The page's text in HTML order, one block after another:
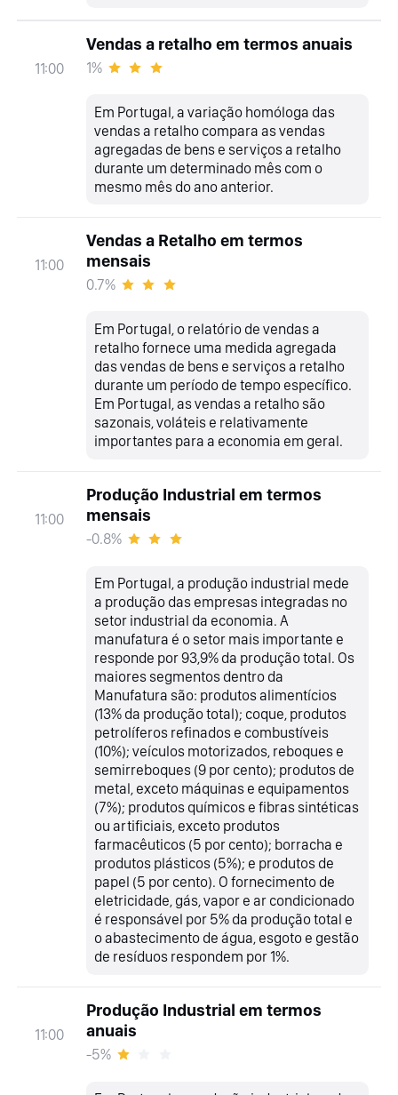
11:00
Vendas a retalho em termos anuais
1%
Em Portugal, a variação homóloga das
vendas a retalho compara as vendas
agregadas de bens e serviços a retalho
durante um determinado mês com o
mesmo mês do ano anterior.
11:00
Vendas a Retalho em termos
mensais
0.7%
Em Portugal, o relatório de vendas a
retalho fornece uma medida agregada
das vendas de bens e serviços a retalho
durante um período de tempo específico.
Em Portugal, as vendas a retalho são
sazonais, voláteis e relativamente
importantes para a economia em geral.
11:00
Produção Industrial em termos
mensais
-0.8%
Em Portugal, a produção industrial mede
a produção das empresas integradas no
setor industrial da economia. A
manufatura é o setor mais importante e
responde por 93,9% da produção total. Os
maiores segmentos dentro da
Manufatura são: produtos alimentícios
(13% da produção total); coque, produtos
petrolíferos refinados e combustíveis
(10%); veículos motorizados, reboques e
semirreboques (9 por cento); produtos de
metal, exceto máquinas e equipamentos
(7%); produtos químicos e fibras sintéticas
ou artificiais, exceto produtos
farmacêuticos (5 por cento); borracha e
produtos plásticos (5%); e produtos de
papel (5 por cento). O fornecimento de
eletricidade, gás, vapor e ar condicionado
é responsável por 5% da produção total e
o abastecimento de água, esgoto e gestão
de resíduos respondem por 1%.
11:00
Produção Industrial em termos
anuais
-5%